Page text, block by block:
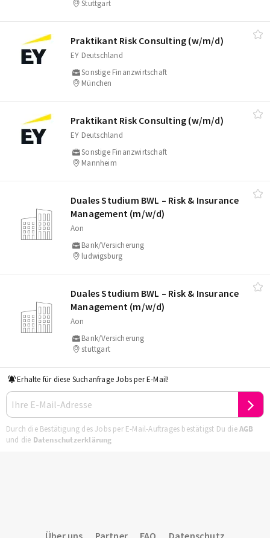
Stuttgart
Praktikant Risk Consulting (w/​m/​d)
EY Deutschland
Sonstige Finanzwirtschaft
München
Praktikant Risk Consulting (w/​m/​d)
EY Deutschland
Sonstige Finanzwirtschaft
Mannheim
Duales Studium BWL – Risk & Insurance
Management (m/​w/​d)
Aon
Bank/Versicherung
ludwigsburg
Duales Studium BWL – Risk & Insurance
Management (m/​w/​d)
Aon
Bank/Versicherung
stuttgart
Erhalte für diese Suchanfrage Jobs per E-Mail!
Durch die Bestätigung des Jobs per E-Mail-Auftrages bestätigst Du dieAGB
und die Datenschutzerklärung
Über uns Partner FAQ Datenschutz